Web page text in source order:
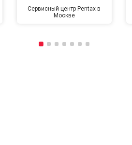
Сервисный центр Pentax в
Москве